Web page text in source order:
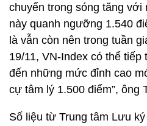
chuyển trong sóng tăng với
này quanh ngưỡng 1.540
là vẫn còn nên trong tuần
19/11, VN-Index có thể
đến những mức đỉnh cao
cự tâm lý 1.500 điểm”, ông
Số liệu từ Trung tâm Lưu